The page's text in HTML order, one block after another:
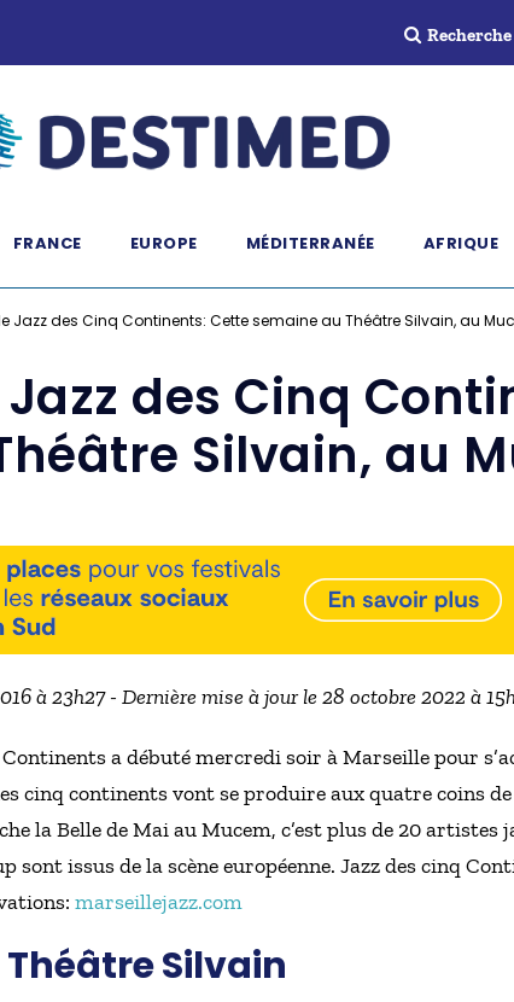
Recherche
FRANCE EUROPE MÉDITERRANÉE AFRIQUE
Jazz des Cinq Continents: Cette semaine au Théâtre Silvain, au
des Cinq
Silvain, au
à 23h27 - Dernière mise à jour le 28 octobre 2022 à
a débuté mercredi soir à Marseille pour
cinq continents vont se produire aux quatre coins
la Belle de Mai au Mucem, c’est plus de 20
sont issus de la scène européenne. Jazz des cinq
marseillejazz.com
Silvain